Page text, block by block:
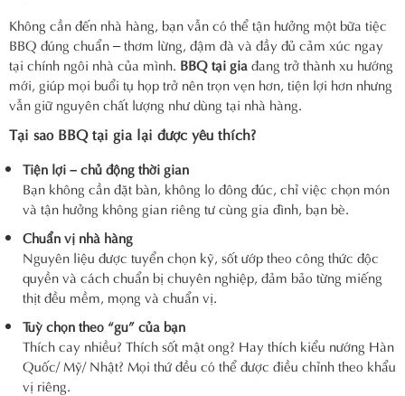
Không cần đến nhà hàng, bạn vẫn có thể tận hưởng một bữa tiệc
BBQ đúng chuẩn – thơm lừng, đậm đà và đầy đủ cảm xúc ngay
tại chính ngôi nhà của mình. BBQ tại giađang trở thành xu hướng
mới, giúp mọi buổi tụ họp trở nên trọn vẹn hơn, tiện lợi hơn nhưng
vẫn giữ nguyên chất lượng như dùng tại nhà hàng.
Tại sao BBQ tại gia lại được yêu thích?
Tiện lợi – chủ động thời gian
Bạn không cần đặt bàn, không lo đông đúc, chỉ việc chọn món
và tận hưởng không gian riêng tư cùng gia đình, bạn bè.
Chuẩn vị nhà hàng
Nguyên liệu được tuyển chọn kỹ, sốt ướp theo công thức độc
quyền và cách chuẩn bị chuyên nghiệp, đảm bảo từng miếng
thịt đều mềm, mọng và chuẩn vị.
Tuỳ chọn theo “gu” của bạn
Thích cay nhiều? Thích sốt mật ong? Hay thích kiểu nướng Hàn
Quốc/ Mỹ/ Nhật? Mọi thứ đều có thể được điều chỉnh theo khẩu
vị riêng.